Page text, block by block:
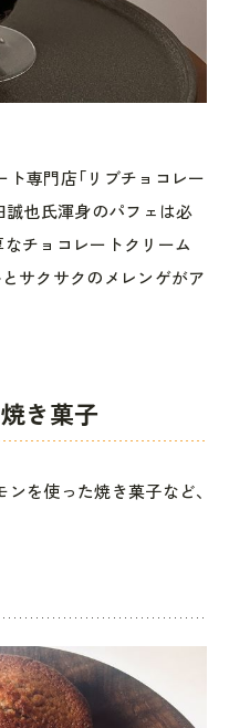
専門店「リブチョコレー
誠也氏渾身のパフェは必
チョコレートクリーム
サクサクのメレンゲがア
き菓子
を使った焼き菓子など、